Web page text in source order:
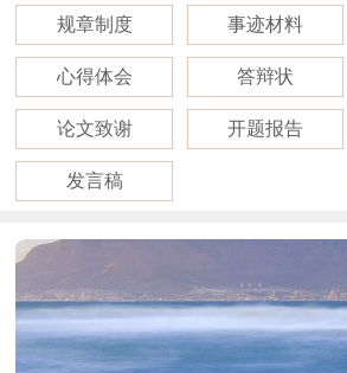
规章制度 事迹材料
心得体会 答辩状
论文致谢 开题报告
发言稿